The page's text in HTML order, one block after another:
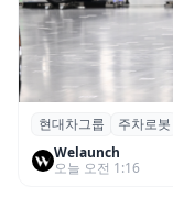
현대차그룹,
로봇 실증 추진
현대차그룹 주차로봇
Welaunch
오늘 오전 1:16